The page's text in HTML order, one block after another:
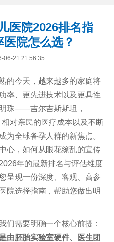
医院2026排名指
院怎么选？
06-21 21:56:35
的今天，越来越多的家庭将
率、更先进技术以及更具性
珠——吉尔吉斯斯坦，
对亲民的医疗成本以及不断
为全球备孕人群的新焦点。
心，如何从眼花缭乱的宣传
年的最新排名与评估维度
呈现一份深度、客观、高参
院选择指南，帮助您做出明
们需要明确一个核心前提：
由胚胎实验室硬件、医生团